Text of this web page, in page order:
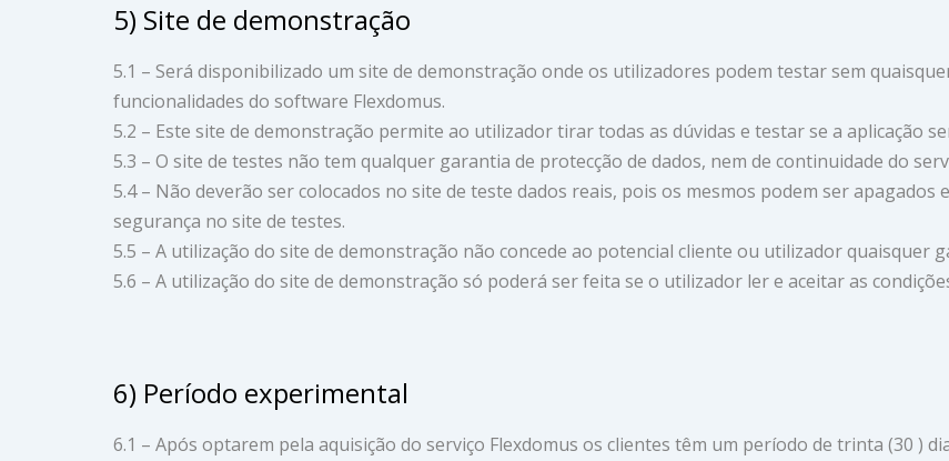
5) Site de demonstração
5.1 – Será disponibilizado um site de demonstração onde os utilizadores podem testar sem
funcionalidades do software Flexdomus.
5.2 – Este site de demonstração permite ao utilizador tirar todas as dúvidas e testar se a aplicação
5.3 – O site de testes não tem qualquer garantia de protecção de dados, nem de continuidade do
5.4 – Não deverão ser colocados no site de teste dados reais, pois os mesmos podem ser
segurança no site de testes.
5.5 – A utilização do site de demonstração não concede ao potencial cliente ou utilizador quaisquer
5.6 – A utilização do site de demonstração só poderá ser feita se o utilizador ler e aceitar as
6) Período experimental
6.1 – Após optarem pela aquisição do serviço Flexdomus os clientes têm um período de trinta (30 )